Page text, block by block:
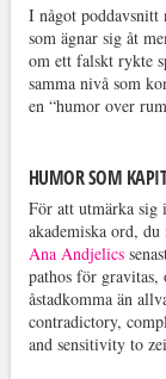
I något poddavsnitt
som ägnar sig åt
om ett falskt rykte
samma nivå som
en “humor over
HUMOR SOM
För att utmärka sig
akademiska ord,
Ana Andjelics
pathos för
åstadkomma än
contradictory,
and sensitivity to